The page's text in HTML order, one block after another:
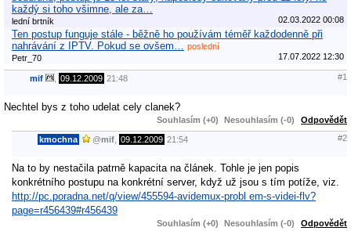
každý si toho všimne, ale za…
lední brtník 02.03.2022 00:08
Ten postup funguje stále - běžně ho používám téměř každodenně při
nahrávání z IPTV. Pokud se ovšem… poslední
Petr_70
17.07.2022 12:30
mif 09.12.2009 21:48 #1
Nechtel bys z toho udelat cely clanek?
Souhlasím (+0) Nesouhlasím (-0) Odpovědět
kmochna @mif 09.12.2009 21:54 #2
Na to by nestačila patrně kapacita na článek. Tohle je jen popis
konkrétního postupu na konkrétní server, když už jsou s tím potíže, viz.
http://pc.poradna.net/q/view/455594-avidemux-probl em-s-videi-flv?
page=r456439#r456439
Souhlasím (+0) Nesouhlasím (-0) Odpovědět